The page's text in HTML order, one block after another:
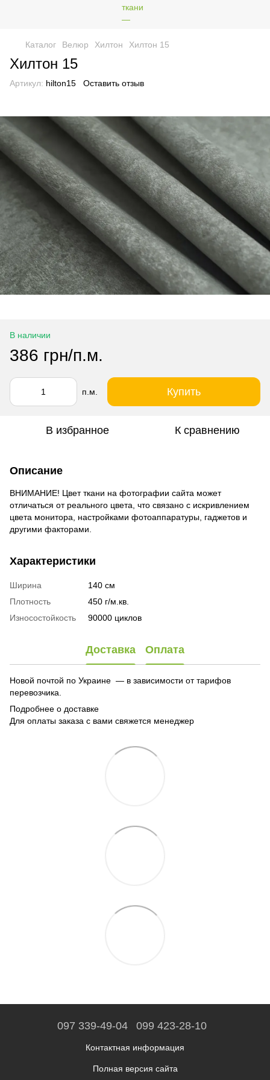
Каталог Велюр Хилтон Хилтон 15
Хилтон 15
Артикул: hilton15 Оставить отзыв
В наличии
386 грн/п.м.
п.м. Купить
В избранное К сравнению
Описание
ВНИМАНИЕ! Цвет ткани на фотографии сайта может
отличаться от реального цвета, что связано с искривлением
цвета монитора, настройками фотоаппаратуры, гаджетов и
другими факторами.
Характеристики
Ширина
140 см
Плотность
450 г/м.кв.
Износостойкость
90000 циклов
Доставка Оплата
Новой почтой по Украине — в зависимости от тарифов
перевозчика.
Подробнее о доставке
Для оплаты заказа с вами свяжется менеджер
097 339-49-04 099 423-28-10
Контактная информация
Полная версия сайта